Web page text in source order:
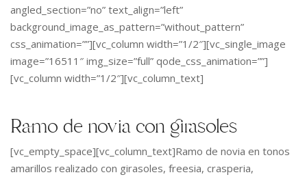
angled_section=”no” text_align=”left”
background_image_as_pattern=”without_pattern”
css_animation=””][vc_column width=”1/2″][vc_single_image
image=”16511″ img_size=”full” qode_css_animation=””]
[vc_column width=”1/2″][vc_column_text]
Ramo de novia con girasoles
[vc_empty_space][vc_column_text]Ramo de novia en tonos
amarillos realizado con girasoles, freesia, crasperia,